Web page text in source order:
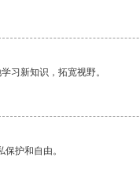
习新知识，拓宽视野。
护和自由。